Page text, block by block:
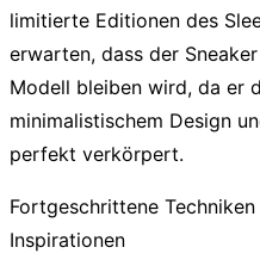
limitierte Editionen des
erwarten, dass der
Modell bleiben wird, da er
minimalistischem Design
perfekt verkörpert.
Fortgeschrittene
Inspirationen